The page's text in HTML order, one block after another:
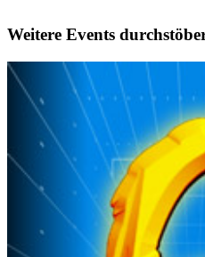
Weitere Events